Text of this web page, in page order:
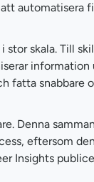
automatisera
skala. Till
information
fatta snabbare
Denna
eftersom
Insights